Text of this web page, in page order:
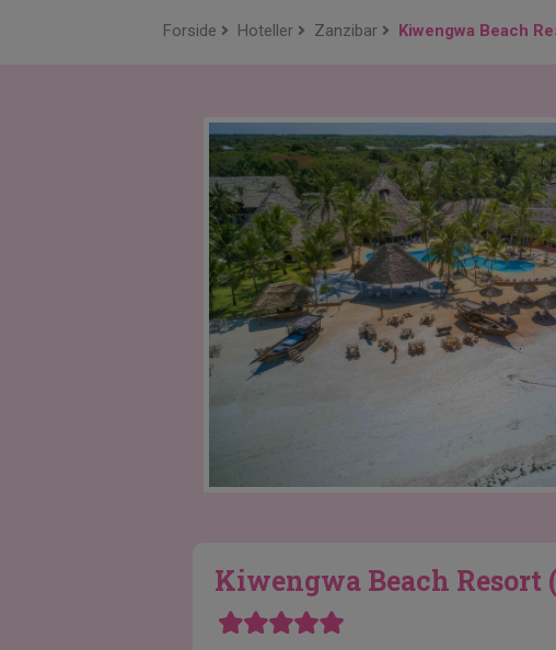
Forside Hoteller Zanzibar Kiwengwa Beach
Kiwengwa Beach